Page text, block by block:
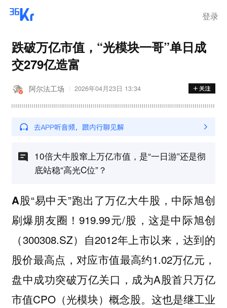
登录
跌破万亿市值，“光模块一哥”单日成
交279亿造富
阿尔法工场 2026年04月23日 13:34
10倍大牛股窜上万亿市值，是“一日游”还是彻
底站稳“高光C位”？
A股“易中天”跑出了万亿大牛股，中际旭创
刷爆朋友圈！919.99元/股，这是中际旭创
（300308.SZ）自2012年上市以来，达到的
股价最高点，对应市值最高约1.02万亿元，
盘中成功突破万亿关口，成为A股首只万亿
市值CPO（光模块）概念股。这也是继工业